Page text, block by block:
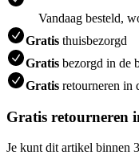
Vandaag besteld,
Gratis thuisbezorgd
Gratis bezorgd in de
Gratis retourneren in
Gratis retourneren
Je kunt dit artikel binnen